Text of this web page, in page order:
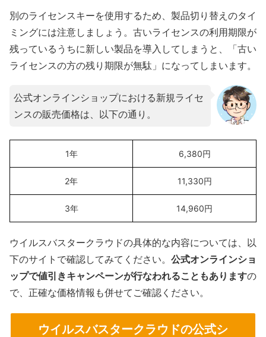
別のライセンスキーを使用するため、製品切り替えのタイ
ミングには注意しましょう。古いライセンスの利用期限が
残っているうちに新しい製品を導入してしまうと、「古い
ライセンスの方の残り期限が無駄」になってしまいます。
公式オンラインショップにおける新規ライセ
ンスの販売価格は、以下の通り。
1年 6,380円
2年 11,330円
3年 14,960円
ウイルスバスタークラウドの具体的な内容については、以
下のサイトで確認してみてください。 公式オンラインショ
ップで値引きキャンペーンが行なわれることもありますの
で、正確な価格情報も併せてご確認ください。
ウイルスバスタークラウドの公式シ